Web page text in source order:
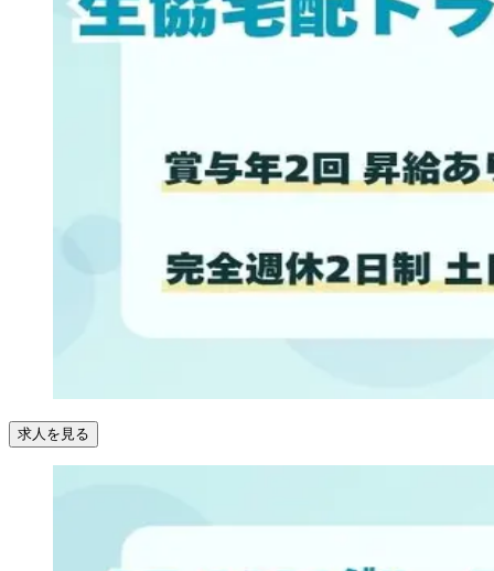
求人を見る